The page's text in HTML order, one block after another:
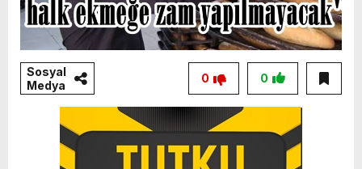
Sosyal
Medya
0
0